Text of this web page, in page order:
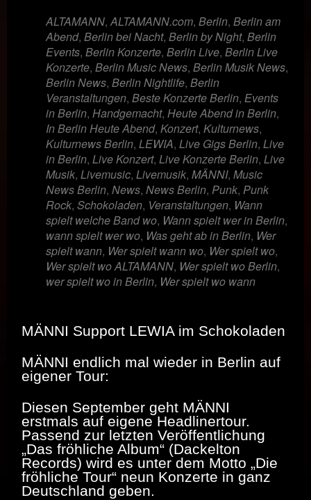
ALTAMANN,ALTAMANN.com, Berlin, Berlin am
Abend, Berlin bei Nacht, Berlin by Night, Berlin
Events, Berlin Konzerte, Berlin Live, Berlin Live
Konzerte, Berlin Music News, Berlin Musik News,
Berlin News, Berlin Nightlife, Berlin
Veranstaltungen, Beste Konzerte Berlin, Events
in Berlin, Handgemacht, Heute Abend in Berlin,
In Berlin Heute Abend, Konzert, Kulturnews,
Kulturnews Berlin, LEWIA, Live Gigs Berlin, Live
in Berlin, Live Konzert, Live Konzerte Berlin, Live
Musik, Livemusic, Livemusik, MÄNNI, Music
News Berlin, News, News Berlin, Punk, Punk
Rock, Schokoladen, Veranstaltungen, Wann
spielt welche Band wo, Wann spielt wer in Berlin,
wann spielt wer wo, Was geht ab in Berlin, Wer
spielt wann, Wer spielt wann wo, Wer spielt wo,
Wer spielt wo ALTAMANN, Wer spielt wo Berlin,
wer spielt wo in Berlin, Wer spielt wo wann
MÄNNI Support LEWIA im Schokoladen
MÄNNI endlich mal wieder in Berlin auf
eigener Tour:
Diesen September geht MÄNNI
erstmals auf eigene Headlinertour.
Passend zur letzten Veröffentlichung
„Das fröhliche Album“ (Dackelton
Records) wird es unter dem Motto „Die
fröhliche Tour“ neun Konzerte in ganz
Deutschland geben.